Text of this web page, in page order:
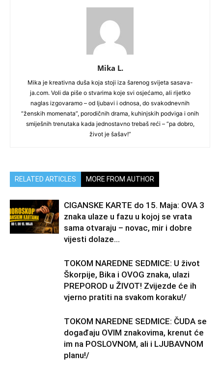
Mika L.
Mika je kreativna duša koja stoji iza šarenog svijeta sasava-
ja.com. Voli da piše o stvarima koje svi osjećamo, ali rijetko
naglas izgovaramo – od ljubavi i odnosa, do svakodnevnih
“ženskih momenata”, porodičnih drama, kuhinjskih podviga i onih
smiješnih trenutaka kada jednostavno trebaš reći – “pa dobro,
život je šašav!”
RELATED ARTICLES MORE FROM AUTHOR
CIGANSKE KARTE do 15. Maja: OVA 3
znaka ulaze u fazu u kojoj se vrata
sama otvaraju – novac, mir i dobre
vijesti dolaze...
TOKOM NAREDNE SEDMICE: U život
Škorpije, Bika i OVOG znaka, ulazi
PREPOROD u ŽIVOT! Zvijezde će ih
vjerno pratiti na svakom koraku!/
TOKOM NAREDNE SEDMICE: ČUDA se
događaju OVIM znakovima, krenut će
im na POSLOVNOM, ali i LJUBAVNOM
planu!/